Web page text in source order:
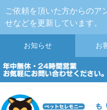
ご依頼を頂いた方からのア
せなどを更新しています。
お知らせ お